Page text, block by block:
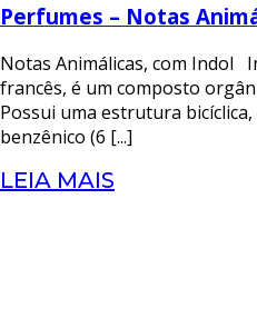
Perfumes – Notas
Notas Animálicas, com Indol
francês, é um composto
Possui uma estrutura
benzênico (6 [...]
LEIA MAIS